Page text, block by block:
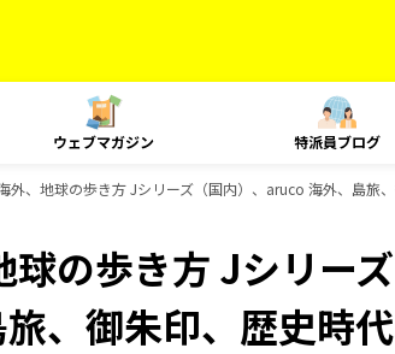
ウェブマガジン 特派員ブログ
外、地球の歩き方 Jシリーズ（国内）、aruco 海外、島旅
の歩き方 Jシリー
、御朱印、歴史時